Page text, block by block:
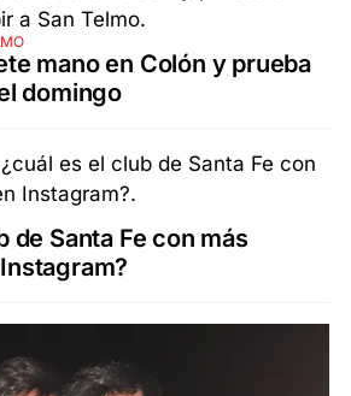
mano en Colón y prueba
domingo
de Santa Fe con más